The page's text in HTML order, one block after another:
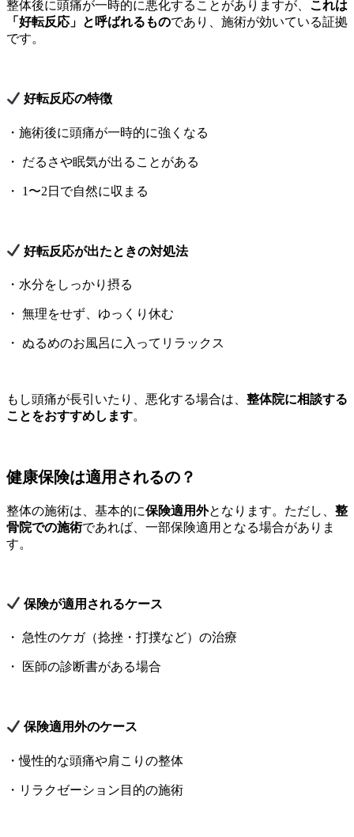
整体後に頭痛が一時的に悪化することがありますが、 これは
「好転反応」と呼ばれるものであり、施術が効いている証拠
です。
好転反応の特徴
・施術後に頭痛が一時的に強くなる
・ だるさや眠気が出ることがある
・ 1〜2日で自然に収まる
好転反応が出たときの対処法
・水分をしっかり摂る
・ 無理をせず、ゆっくり休む
・ ぬるめのお風呂に入ってリラックス
もし頭痛が長引いたり、悪化する場合は、 整体院に相談する
ことをおすすめします。
健康保険は適用されるの？
整体の施術は、基本的に保険適用外となります。ただし、 整
骨院での施術であれば、一部保険適用となる場合がありま
す。
保険が適用されるケース
・ 急性のケガ（捻挫・打撲など）の治療
・ 医師の診断書がある場合
保険適用外のケース
・慢性的な頭痛や肩こりの整体
・リラクゼーション目的の施術